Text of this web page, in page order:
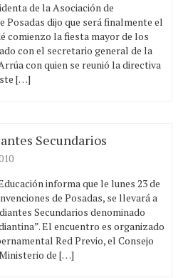
de la Asociación de
Posadas dijo que será finalmente el
comienzo la fiesta mayor de los
con el secretario general de la
con quien se reunió la directiva
[…]
Secundarios
informa que le lunes 23 de
de Posadas, se llevará a
Secundarios denominado
El encuentro es organizado
Red Previo, el Consejo
de […]